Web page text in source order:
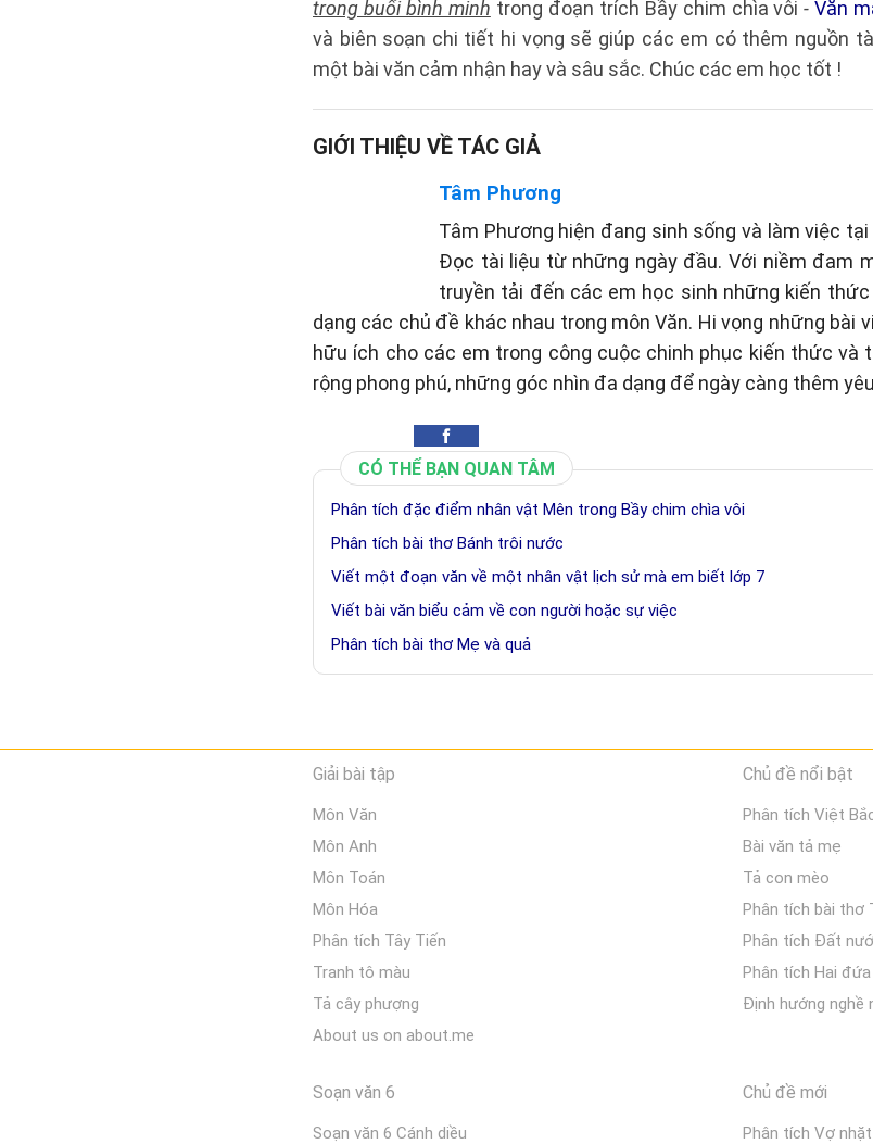
trong buổi bình minh trong đoạn trích Bầy chim chìa vôi -Văn
và biên soạn chi tiết hi vọng sẽ giúp các em có thêm nguồn
một bài văn cảm nhận hay và sâu sắc. Chúc các em học tốt !
GIỚI THIỆU VỀ TÁC GIẢ
Tâm Phương
Tâm Phương hiện đang sinh sống và làm việc
Đọc tài liệu từ những ngày đầu. Với niềm đam
truyền tải đến các em học sinh những kiến
dạng các chủ đề khác nhau trong môn Văn. Hi vọng những bài
hữu ích cho các em trong công cuộc chinh phục kiến thức và
rộng phong phú, những góc nhìn đa dạng để ngày càng thêm
CÓ THỂ BẠN QUAN TÂM
Phân tích đặc điểm nhân vật Mên trong Bầy chim chìa vôi
Phân tích bài thơ Bánh trôi nước
Viết một đoạn văn về một nhân vật lịch sử mà em biết lớp 7
Viết bài văn biểu cảm về con người hoặc sự việc
Phân tích bài thơ Mẹ và quả
Giải bài tập
Môn Văn
Môn Anh
Môn Toán
Môn Hóa
Phân tích Tây Tiến
Tranh tô màu
Tả cây phượng
About us on about.me
Chủ đề nổi bật
Phân tích Việt
Bài văn tả mẹ
Tả con mèo
Phân tích bài thơ
Phân tích Đất
Phân tích Hai
Định hướng nghề
Soạn văn 6
Soạn văn 6 Cánh diều
Chủ đề mới
Phân tích Vợ nhặt